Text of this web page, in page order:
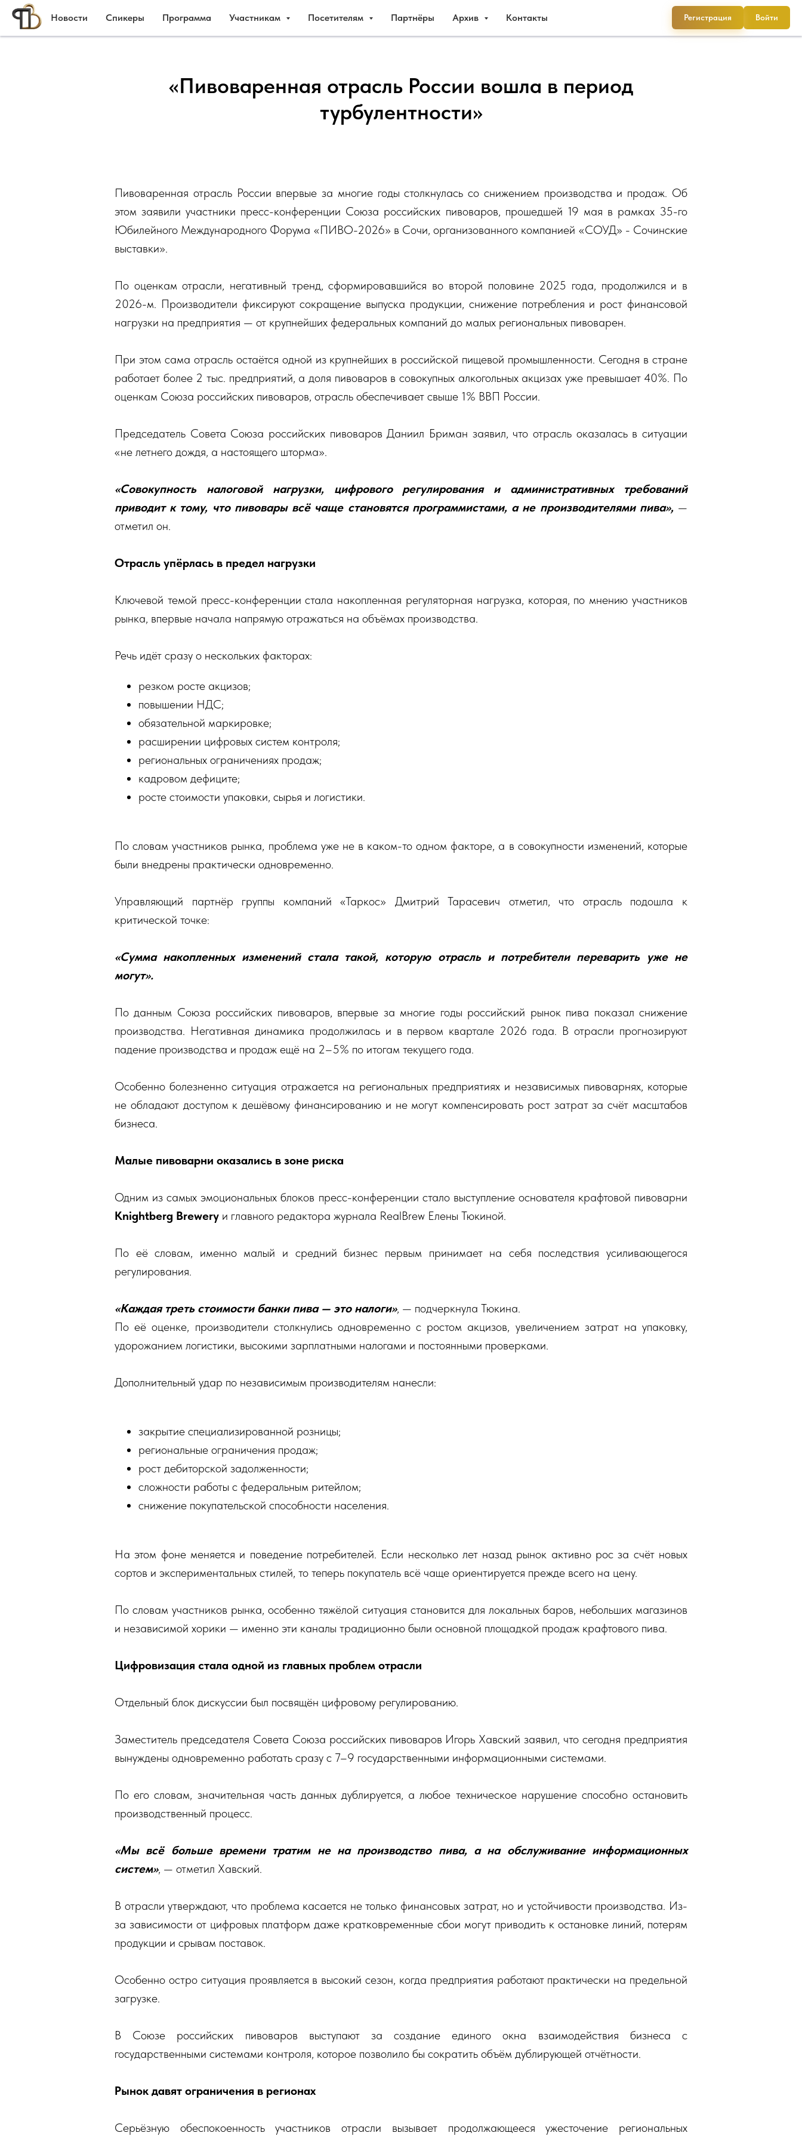
Новости Спикеры Программа Участникам Посетителям Партнёры Архив Контакты Регистрация Войти
«Пивоваренная отрасль России вошла в период
турбулентности»
Пивоваренная отрасль России впервые за многие годы столкнулась со снижением производства и продаж. Об
этом заявили участники пресс-конференции Союза российских пивоваров, прошедшей 19 мая в рамках 35-го
Юбилейного Международного Форума «ПИВО-2026» в Сочи, организованного компанией «СОУД» - Сочинские
выставки».
По оценкам отрасли, негативный тренд, сформировавшийся во второй половине 2025 года, продолжился и в
2026-м. Производители фиксируют сокращение выпуска продукции, снижение потребления и рост финансовой
нагрузки на предприятия — от крупнейших федеральных компаний до малых региональных пивоварен.
При этом сама отрасль остаётся одной из крупнейших в российской пищевой промышленности. Сегодня в стране
работает более 2 тыс. предприятий, а доля пивоваров в совокупных алкогольных акцизах уже превышает 40%. По
оценкам Союза российских пивоваров, отрасль обеспечивает свыше 1% ВВП России.
Председатель Совета Союза российских пивоваров Даниил Бриман заявил, что отрасль оказалась в ситуации
«не летнего дождя, а настоящего шторма».
«Совокупность налоговой нагрузки, цифрового регулирования и административных требований
приводит к тому, что пивовары всё чаще становятся программистами, а не производителями пива»,—
отметил он.
Отрасль упёрлась в предел нагрузки
Ключевой темой пресс-конференции стала накопленная регуляторная нагрузка, которая, по мнению участников
рынка, впервые начала напрямую отражаться на объёмах производства.
Речь идёт сразу о нескольких факторах:
резком росте акцизов;
повышении НДС;
обязательной маркировке;
расширении цифровых систем контроля;
региональных ограничениях продаж;
кадровом дефиците;
росте стоимости упаковки, сырья и логистики.
По словам участников рынка, проблема уже не в каком-то одном факторе, а в совокупности изменений, которые
были внедрены практически одновременно.
Управляющий партнёр группы компаний «Таркос» Дмитрий Тарасевич отметил, что отрасль подошла к
критической точке:
«Сумма накопленных изменений стала такой, которую отрасль и потребители переварить уже не
могут».
По данным Союза российских пивоваров, впервые за многие годы российский рынок пива показал снижение
производства. Негативная динамика продолжилась и в первом квартале 2026 года. В отрасли прогнозируют
падение производства и продаж ещё на 2–5% по итогам текущего года.
Особенно болезненно ситуация отражается на региональных предприятиях и независимых пивоварнях, которые
не обладают доступом к дешёвому финансированию и не могут компенсировать рост затрат за счёт масштабов
бизнеса.
Малые пивоварни оказались в зоне риска
Одним из самых эмоциональных блоков пресс-конференции стало выступление основателя крафтовой пивоварни
Knightberg Brewery и главного редактора журнала RealBrew Елены Тюкиной.
По её словам, именно малый и средний бизнес первым принимает на себя последствия усиливающегося
регулирования.
«Каждая треть стоимости банки пива — это налоги», — подчеркнула Тюкина.
По её оценке, производители столкнулись одновременно с ростом акцизов, увеличением затрат на упаковку,
удорожанием логистики, высокими зарплатными налогами и постоянными проверками.
Дополнительный удар по независимым производителям нанесли:
закрытие специализированной розницы;
региональные ограничения продаж;
рост дебиторской задолженности;
сложности работы с федеральным ритейлом;
снижение покупательской способности населения.
На этом фоне меняется и поведение потребителей. Если несколько лет назад рынок активно рос за счёт новых
сортов и экспериментальных стилей, то теперь покупатель всё чаще ориентируется прежде всего на цену.
По словам участников рынка, особенно тяжёлой ситуация становится для локальных баров, небольших магазинов
и независимой хорики — именно эти каналы традиционно были основной площадкой продаж крафтового пива.
Цифровизация стала одной из главных проблем отрасли
Отдельный блок дискуссии был посвящён цифровому регулированию.
Заместитель председателя Совета Союза российских пивоваров Игорь Хавский заявил, что сегодня предприятия
вынуждены одновременно работать сразу с 7–9 государственными информационными системами.
По его словам, значительная часть данных дублируется, а любое техническое нарушение способно остановить
производственный процесс.
«Мы всё больше времени тратим не на производство пива, а на обслуживание информационных
систем», — отметил Хавский.
В отрасли утверждают, что проблема касается не только финансовых затрат, но и устойчивости производства. Из-
за зависимости от цифровых платформ даже кратковременные сбои могут приводить к остановке линий, потерям
продукции и срывам поставок.
Особенно остро ситуация проявляется в высокий сезон, когда предприятия работают практически на предельной
загрузке.
В Союзе российских пивоваров выступают за создание единого окна взаимодействия бизнеса с
государственными системами контроля, которое позволило бы сократить объём дублирующей отчётности.
Рынок давят ограничения в регионах
Серьёзную обеспокоенность участников отрасли вызывает продолжающееся ужесточение региональных